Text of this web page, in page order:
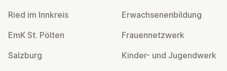
Ried im Innkreis
EmK St. Pölten
Salzburg
Er­wach­se­nen­bil­dung
Frau­en­netz­werk
Kinder- und Ju­gend­werk